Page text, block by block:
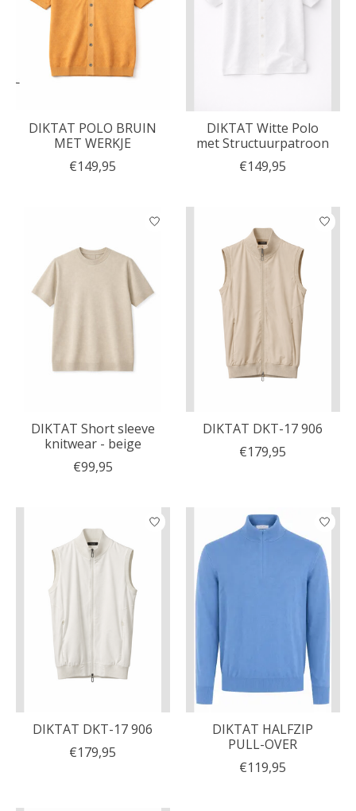
DIKTAT POLO BRUIN
MET WERKJE
€149,95
DIKTAT Witte Polo
met Structuurpatroon
€149,95
DIKTAT Short sleeve
knitwear - beige
€99,95
DIKTAT DKT-17 906
€179,95
DIKTAT DKT-17 906
€179,95
DIKTAT HALFZIP
PULL-OVER
€119,95